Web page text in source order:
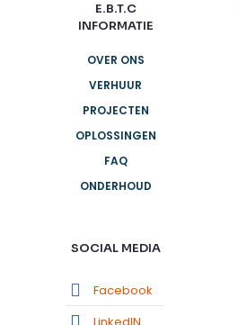
E.B.T.C
INFORMATIE
OVER ONS
VERHUUR
PROJECTEN
OPLOSSINGEN
FAQ
ONDERHOUD
SOCIAL MEDIA
Facebook